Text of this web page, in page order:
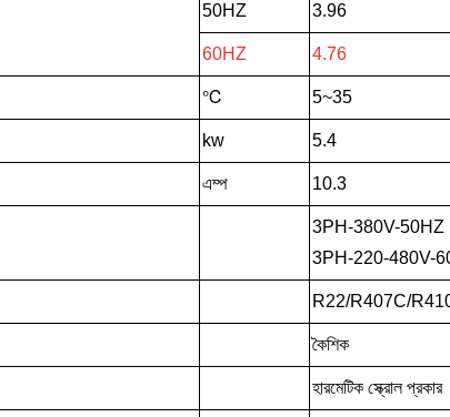
50HZ 3.96
60HZ 4.76
℃ 5~35
kw 5.4
এম্প 10.3
3PH-380V-50HZ
3PH-220-480V-
R22/R407C/
কৈশিক
হারমেটিক স্ক্রোল প্রকার